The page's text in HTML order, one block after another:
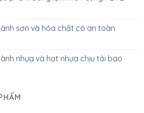
sơn và hóa chất có an toàn
nhựa và hạt nhựa chịu tải bao